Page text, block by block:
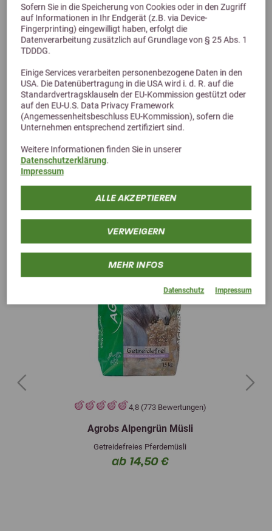
Sofern Sie in die Speicherung von Cookies oder in den Zugriff
auf Informationen in Ihr Endgerät (z.B. via Device-
Fingerprinting) eingewilligt haben, erfolgt die
Datenverarbeitung zusätzlich auf Grundlage von § 25 Abs. 1
TDDDG.
Einige Services verarbeiten personenbezogene Daten in den
USA. Die Datenübertragung in die USA wird i. d. R. auf die
Standardvertragsklauseln der EU-Kommission gestützt oder
auf den EU-U.S. Data Privacy Framework
(Angemessenheitsbeschluss EU-Kommission), sofern die
Unternehmen entsprechend zertifiziert sind.
Weitere Informationen finden Sie in unserer
Datenschutzerklärung.
Impressum
ALLE AKZEPTIEREN
VERWEIGERN
MEHR INFOS
Datenschutz Impressum
Alternative Produkte
4,8 (773 Bewertungen)
Agrobs Alpengrün Müsli
Getreidefreies Pferdemüsli
ab 14,50 €
Previous Next